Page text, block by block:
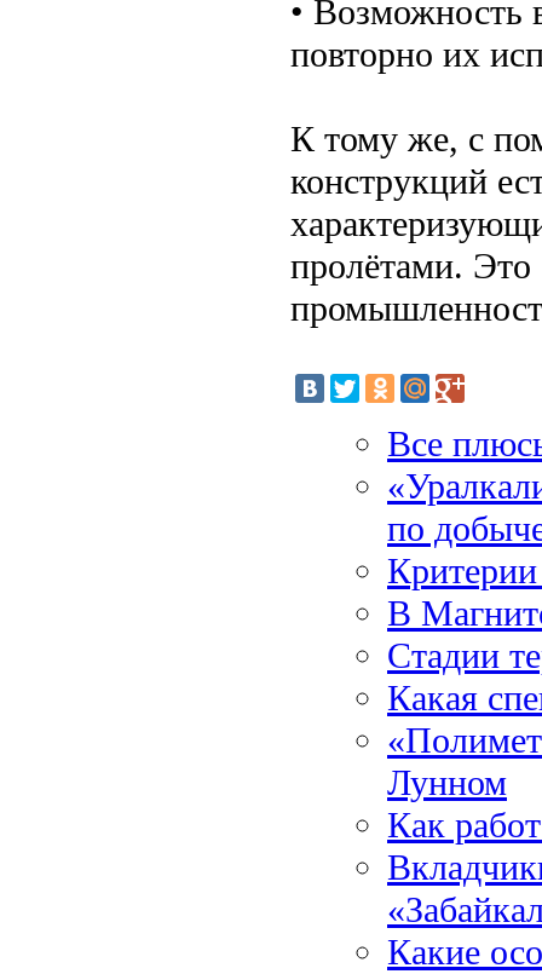
• Возможность
повторно их
К тому же, с
конструкций
пролётами. Это
Все
по
В
Стадии
Какая
Лунном
Как
Какие